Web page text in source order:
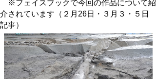
※フェイスブックで今回の作品について紹
介されています（２月 26日・３月３・５日
記事）